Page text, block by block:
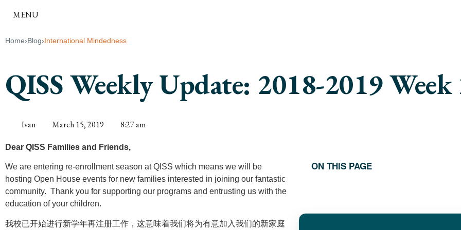
MENU
Home›Blog›International Mindedness
QISS Weekly Update: 2018-2019 Week
Ivan March 15, 2019 8:27 am
Dear QISS Families and Friends,
We are entering re-enrollment season at QISS which means we will be
hosting Open House events for new families interested in joining our fantastic
community. Thank you for supporting our programs and entrusting us with the
education of your children.
我校已开始进行新学年再注册工作，这意味着我们将为有意加入我们的新家庭
ON THIS PAGE